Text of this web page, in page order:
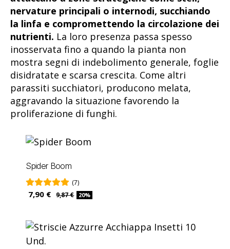
nervature principali o internodi, succhiando
la linfa e compromettendo la circolazione dei
nutrienti. La loro presenza passa spesso
inosservata fino a quando la pianta non
mostra segni di indebolimento generale, foglie
disidratate e scarsa crescita. Come altri
parassiti succhiatori, producono melata,
aggravando la situazione favorendo la
proliferazione di funghi.
Spider Boom
(7)
7,90 € 9,87 € 20%